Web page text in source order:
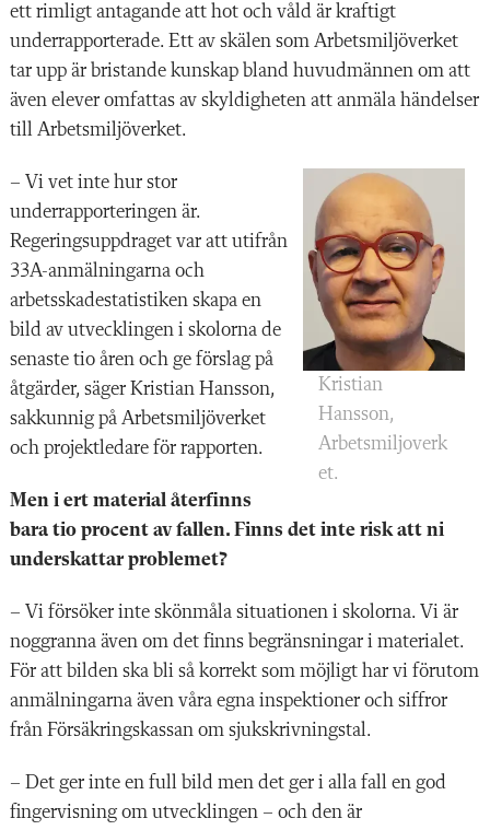
ett rimligt antagande att hot och våld är kraftigt
underrapporterade. Ett av skälen som Arbetsmiljöverket
tar upp är bristande kunskap bland huvudmännen om att
även elever omfattas av skyldigheten att anmäla händelser
till Arbetsmiljöverket.
Kristian
Hansson,
Arbetsmiljoverk
et.
– Vi vet inte hur stor
underrapporteringen är.
Regeringsuppdraget var att utifrån
33A-anmälningarna och
arbetsskadestatistiken skapa en
bild av utvecklingen i skolorna de
senaste tio åren och ge förslag på
åtgärder, säger Kristian Hansson,
sakkunnig på Arbetsmiljöverket
och projektledare för rapporten.
Men i ert material återfinns
bara tio procent av fallen. Finns det inte risk att ni
underskattar problemet?
– Vi försöker inte skönmåla situationen i skolorna. Vi är
noggranna även om det finns begränsningar i materialet.
För att bilden ska bli så korrekt som möjligt har vi förutom
anmälningarna även våra egna inspektioner och siffror
från Försäkringskassan om sjukskrivningstal.
– Det ger inte en full bild men det ger i alla fall en god
fingervisning om utvecklingen – och den är